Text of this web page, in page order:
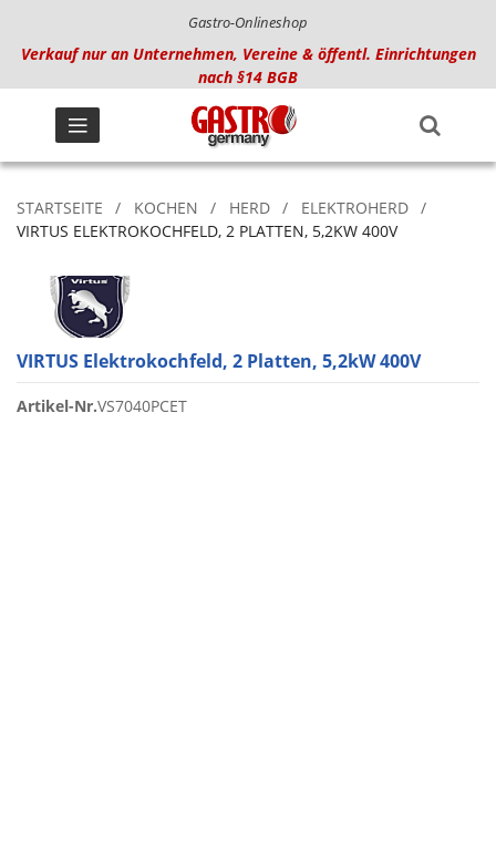
Gastro-Onlineshop
Verkauf nur an Unternehmen, Vereine & öffentl. Einrichtungen
nach §14 BGB
STARTSEITE KOCHEN HERD
ELEKTROHERD
VIRTUS ELEKTROKOCHFELD, 2 PLATTEN, 5,2KW 400V
VIRTUS Elektrokochfeld, 2 Platten, 5,2kW 400V
Artikel-Nr.VS7040PCET